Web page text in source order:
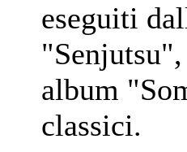
eseguiti
album
classici.